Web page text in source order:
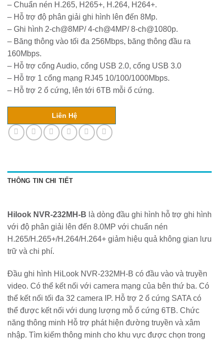
– Chuẩn nén H.265, H265+, H.264, H264+.
– Hỗ trợ độ phân giải ghi hình lên đến 8Mp.
– Ghi hình 2-ch@8MP/ 4-ch@4MP/ 8-ch@1080p.
– Băng thông vào tối đa 256Mbps, băng thông đầu ra
160Mbps.
– Hỗ trợ cổng Audio, cổng USB 2.0, cổng USB 3.0
– Hỗ trợ 1 cổng mạng RJ45 10/100/1000Mbps.
– Hỗ trợ 2 ổ cứng, lên tới 6TB mỗi ổ cứng.
Liên Hệ
THÔNG TIN CHI TIẾT
Hilook NVR-232MH-B là dòng đầu ghi hình hỗ trợ ghi hình
với độ phân giải lên đến 8.0MP với chuẩn nén
H.265/H.265+/H.264/H.264+ giảm hiệu quả không gian lưu
trữ và chi phí.
Đầu ghi hình HiLook NVR-232MH-B có đầu vào và truyền
video. Có thể kết nối với camera mạng của bên thứ ba. Có
thể kết nối tối đa 32 camera IP. Hỗ trợ 2 ổ cứng SATA có
thể được kết nối với dung lượng mỗ ổ cứng 6TB. Chức
năng thông minh Hỗ trợ phát hiện đường truyền và xâm
nhập. Tìm kiếm thông minh cho khu vực được chọn trong